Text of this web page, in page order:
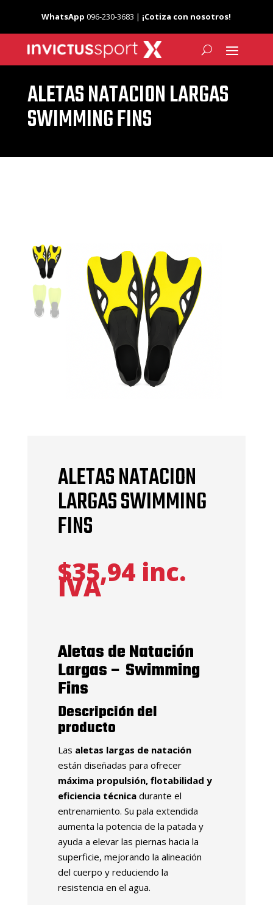
WhatsApp 096-230-3683 | ¡Cotiza con nosotros!
ALETAS NATACION LARGAS
SWIMMING FINS
ALETAS NATACION
LARGAS SWIMMING
FINS
$35,94 inc.
IVA
Aletas de Natación
Largas – Swimming
Fins
Descripción del
producto
Las aletas largas de natación
están diseñadas para ofrecer
máxima propulsión, flotabilidad y
eficiencia técnicadurante el
entrenamiento. Su pala extendida
aumenta la potencia de la patada y
ayuda a elevar las piernas hacia la
superficie, mejorando la alineación
del cuerpo y reduciendo la
resistencia en el agua.